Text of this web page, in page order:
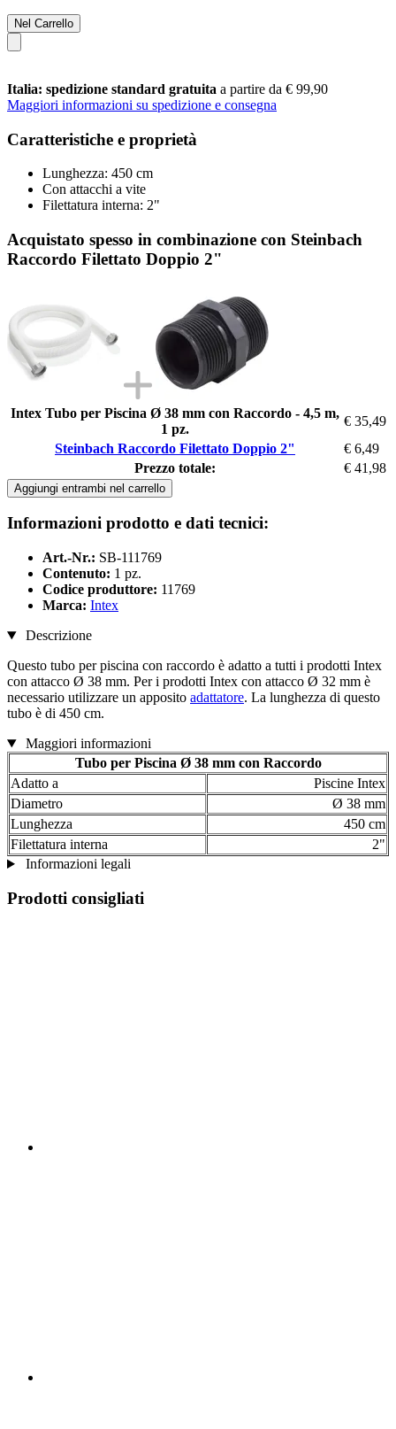
Nel Carrello
Italia: spedizione standard gratuita a partire da € 99,90
Maggiori informazioni su spedizione e consegna
Caratteristiche e proprietà
Lunghezza: 450 cm
Con attacchi a vite
Filettatura interna: 2"
Acquistato spesso in combinazione con Steinbach
Raccordo Filettato Doppio 2"
Intex Tubo per Piscina Ø 38 mm con Raccordo - 4,5 m,
1 pz.
€ 35,49
Steinbach Raccordo Filettato Doppio 2"
€ 6,49
Prezzo totale:
€ 41,98
Aggiungi entrambi nel carrello
Informazioni prodotto e dati tecnici:
Art.-Nr.: SB-111769
Contenuto: 1 pz.
Codice produttore: 11769
Marca: Intex
Descrizione
Questo tubo per piscina con raccordo è adatto a tutti i prodotti Intex
con attacco Ø 38 mm. Per i prodotti Intex con attacco Ø 32 mm è
necessario utilizzare un apposito adattatore. La lunghezza di questo
tubo è di 450 cm.
Maggiori informazioni
Tubo per Piscina Ø 38 mm con Raccordo
Adatto a
Piscine Intex
Diametro
Ø 38 mm
Lunghezza
450 cm
Filettatura interna
2"
Informazioni legali
Prodotti consigliati